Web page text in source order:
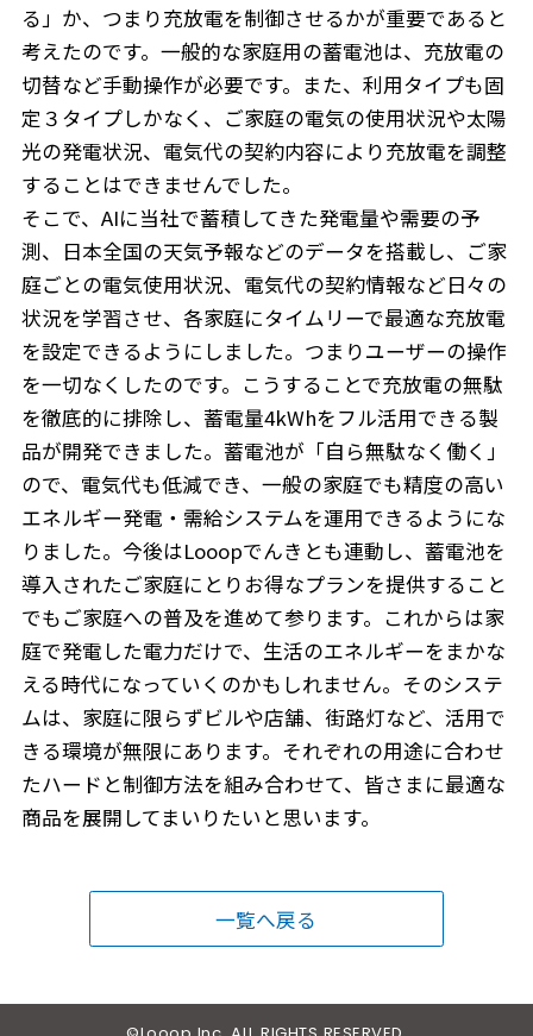
る」か、つまり充放電を制御させるかが重要であると
考えたのです。一般的な家庭用の蓄電池は、充放電の
切替など手動操作が必要です。また、利用タイプも固
定３タイプしかなく、ご家庭の電気の使用状況や太陽
光の発電状況、電気代の契約内容により充放電を調整
することはできませんでした。
そこで、AIに当社で蓄積してきた発電量や需要の予
測、日本全国の天気予報などのデータを搭載し、ご家
庭ごとの電気使用状況、電気代の契約情報など日々の
状況を学習させ、各家庭にタイムリーで最適な充放電
を設定できるようにしました。つまりユーザーの操作
を一切なくしたのです。こうすることで充放電の無駄
を徹底的に排除し、蓄電量4kWhをフル活用できる製
品が開発できました。蓄電池が「自ら無駄なく働く」
ので、電気代も低減でき、一般の家庭でも精度の高い
エネルギー発電・需給システムを運用できるようにな
りました。今後はLooopでんきとも連動し、蓄電池を
導入されたご家庭にとりお得なプランを提供すること
でもご家庭への普及を進めて参ります。これからは家
庭で発電した電力だけで、生活のエネルギーをまかな
える時代になっていくのかもしれません。そのシステ
ムは、家庭に限らずビルや店舗、街路灯など、活用で
きる環境が無限にあります。それぞれの用途に合わせ
たハードと制御方法を組み合わせて、皆さまに最適な
商品を展開してまいりたいと思います。
一覧へ戻る